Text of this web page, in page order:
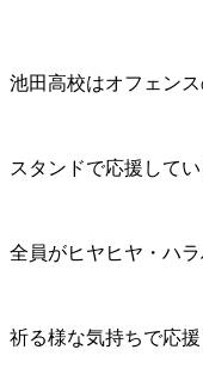
池田高校はオフェンス
スタンドで応援してい
全員がヒヤヒヤ・ハ
祈る様な気持ちで応